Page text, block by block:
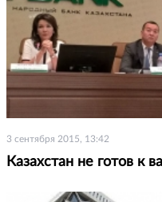
3 сентября 2015, 13:42
Казахстан не готов к